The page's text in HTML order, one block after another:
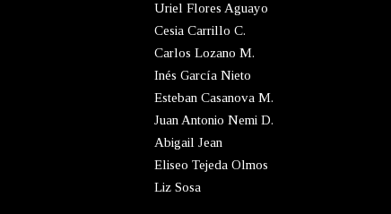
Uriel Flores Aguayo
Cesia Carrillo C.
Carlos Lozano M.
Inés García Nieto
Esteban Casanova M.
Juan Antonio Nemi D.
Abigail Jean
Eliseo Tejeda Olmos
Liz Sosa